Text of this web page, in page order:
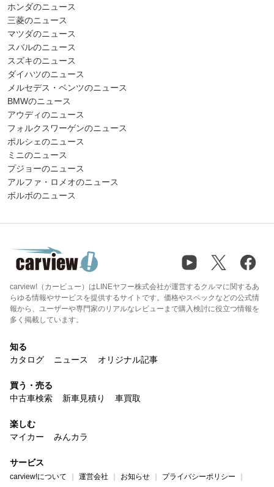
ホンダのニュース
三菱のニュース
マツダのニュース
スバルのニュース
スズキのニュース
ダイハツのニュース
メルセデス・ベンツのニュース
BMWのニュース
アウディのニュース
フォルクスワーゲンのニュース
ポルシェのニュース
ミニのニュース
プジョーのニュース
アルファ・ロメオのニュース
ボルボのニュース
carview!（カービュー）はLINEヤフー株式会社が運営するクルマに関するあ
らゆる情報やサービスを提供するサイトです。価格やスペックなどの公式情
報から、ユーザーや専門家のリアルなレビューまで購入検討に役立つ情報を
多く掲載しています。
知る
カタログ
ニュース オリジナル記事
買う・売る
中古車検索
新車見積り 車買取
楽しむ
マイカー
みんカラ
サービス
carview!について 運営会社 お知らせ
プライバシーポリシー